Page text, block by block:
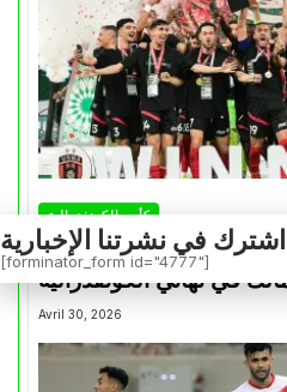
كأس الكونفدرالية
معنوية لإتحاد العاصمة قبل
في نهائي الكونفدرالية
Avril 30, 2026
[forminator_form id="4777"]